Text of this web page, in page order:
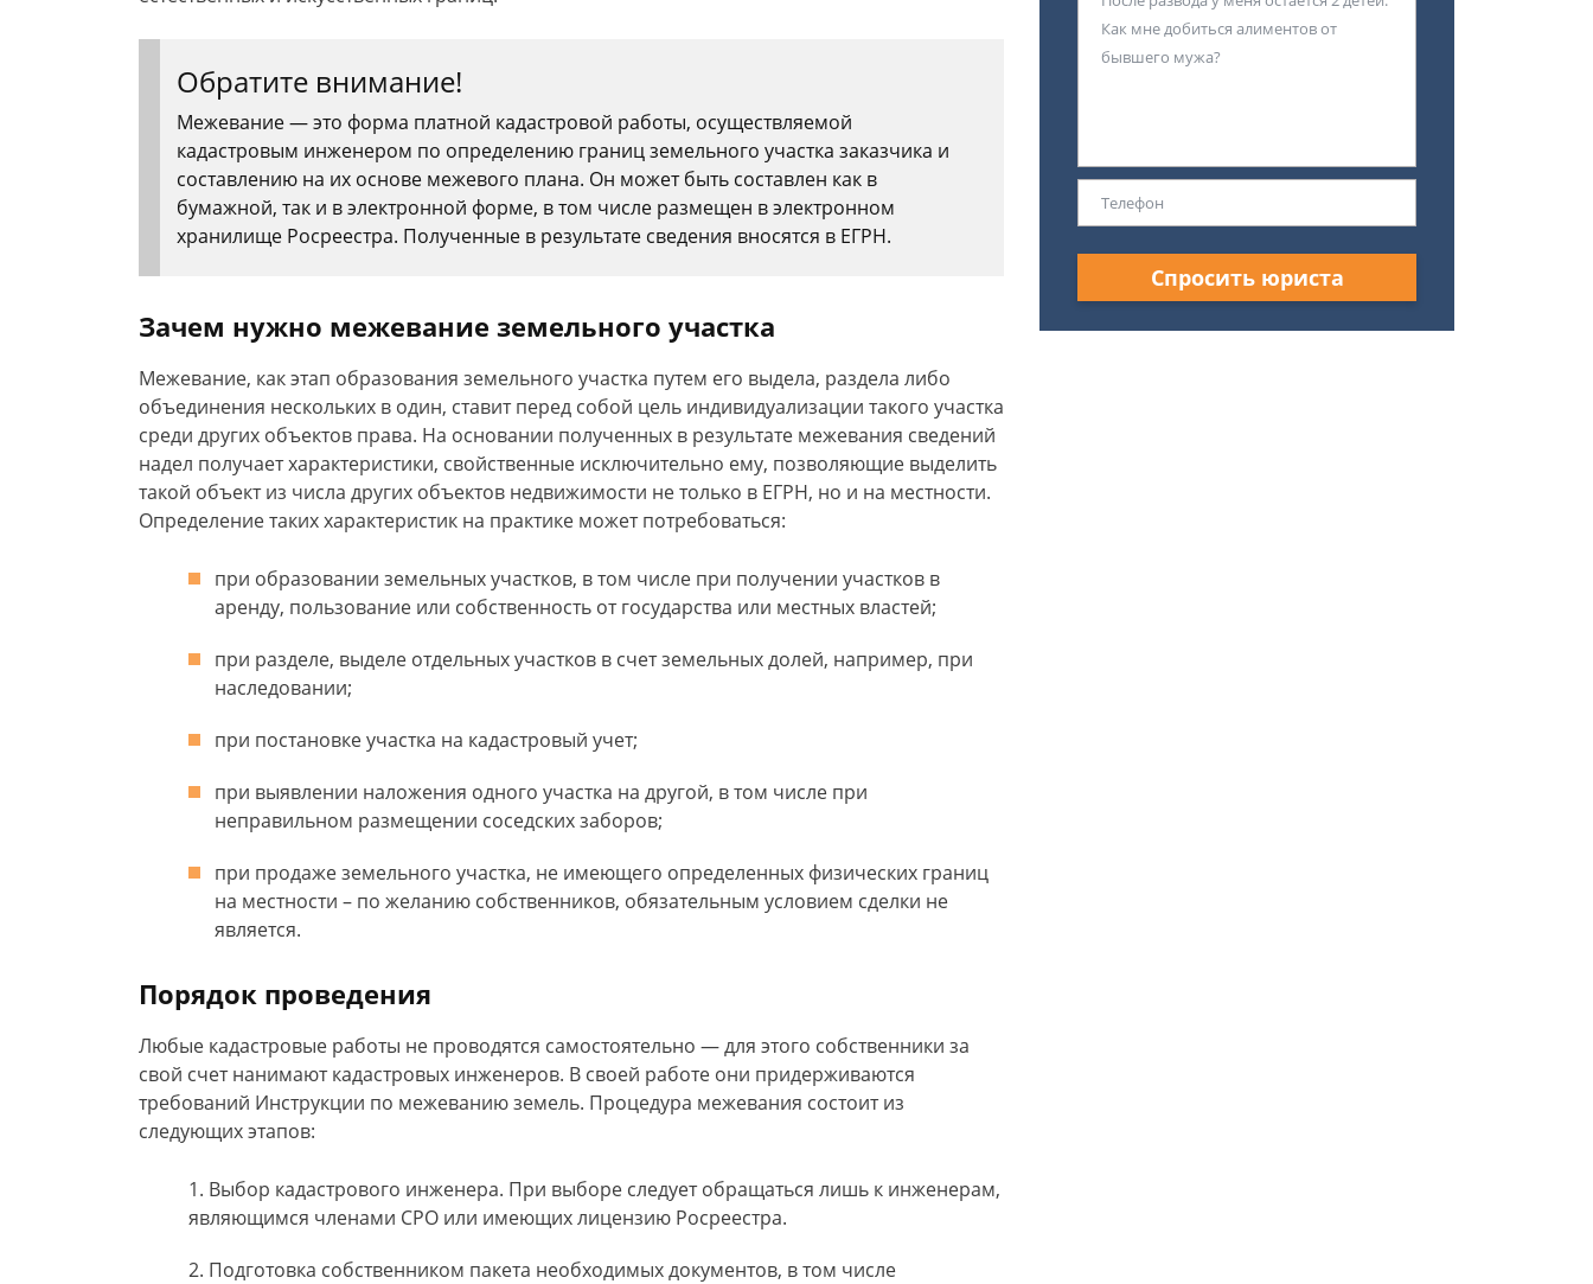
Обратите внимание!
Межевание — это форма платной кадастровой работы, осуществляемой
кадастровым инженером по определению границ земельного участка заказчика и
составлению на их основе межевого плана. Он может быть составлен как в
бумажной, так и в электронной форме, в том числе размещен в электронном
хранилище Росреестра. Полученные в результате сведения вносятся в ЕГРН.
Зачем нужно межевание земельного участка
Межевание, как этап образования земельного участка путем его выдела, раздела либо
объединения нескольких в один, ставит перед собой цель индивидуализации такого участка
среди других объектов права. На основании полученных в результате межевания сведений
надел получает характеристики, свойственные исключительно ему, позволяющие выделить
такой объект из числа других объектов недвижимости не только в ЕГРН, но и на местности.
Определение таких характеристик на практике может потребоваться:
при образовании земельных участков, в том числе при получении участков в
аренду, пользование или собственность от государства или местных властей;
при разделе, выделе отдельных участков в счет земельных долей, например, при
наследовании;
при постановке участка на кадастровый учет;
при выявлении наложения одного участка на другой, в том числе при
неправильном размещении соседских заборов;
при продаже земельного участка, не имеющего определенных физических границ
на местности – по желанию собственников, обязательным условием сделки не
является.
Порядок проведения
Любые кадастровые работы не проводятся самостоятельно — для этого собственники за
свой счет нанимают кадастровых инженеров. В своей работе они придерживаются
требований Инструкции по межеванию земель. Процедура межевания состоит из
следующих этапов:
Выбор кадастрового инженера. При выборе следует обращаться лишь к инженерам,
являющимся членами СРО или имеющих лицензию Росреестра.
Подготовка собственником пакета необходимых документов, в том числе
Спросить юриста